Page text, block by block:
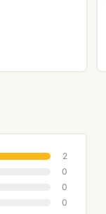
2
0
0
0